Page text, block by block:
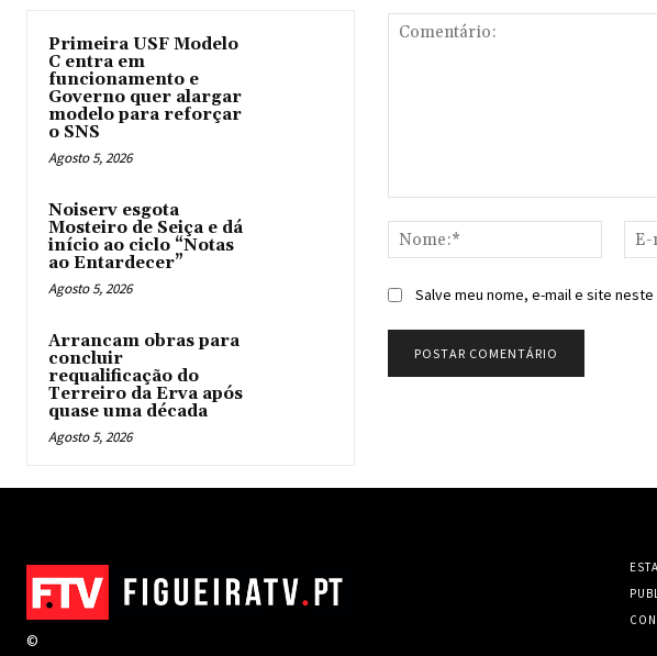
Primeira USF Modelo
C entra em
funcionamento e
Governo quer alargar
modelo para reforçar
o SNS
Agosto 5, 2026
Noiserv esgota
Mosteiro de Seiça e dá
início ao ciclo “Notas
ao Entardecer”
Agosto 5, 2026
Arrancam obras para
concluir
requalificação do
Terreiro da Erva após
quase uma década
Agosto 5, 2026
Nome:*
Salve meu nome, e-mail e site
©